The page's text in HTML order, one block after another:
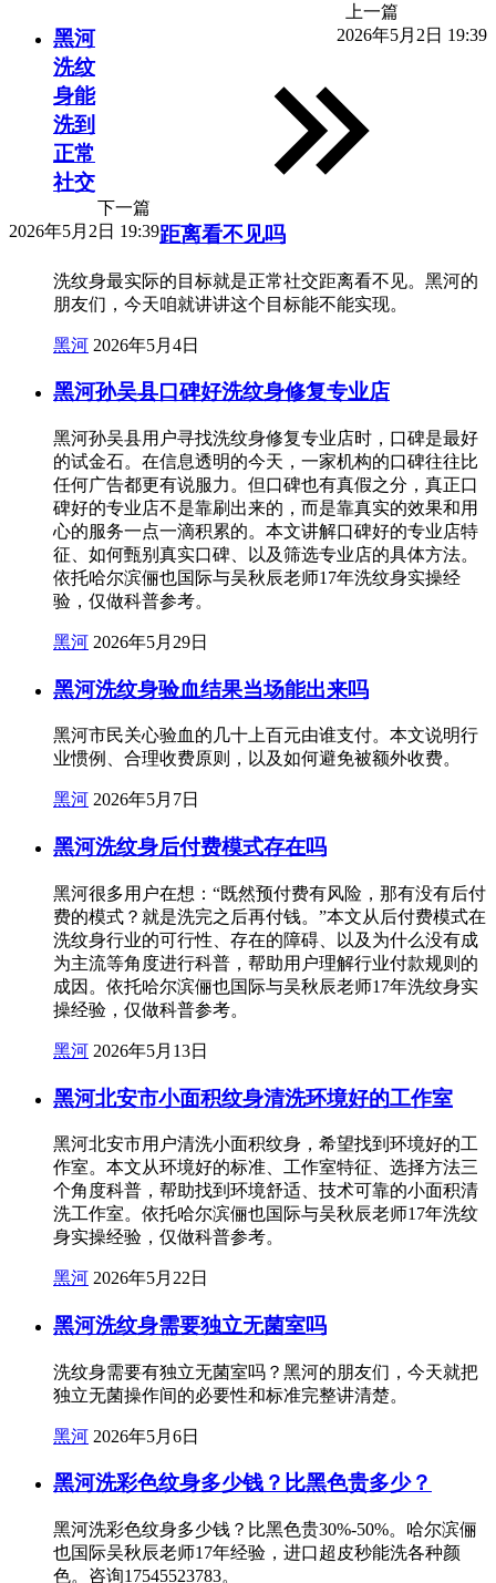
上一篇
2026年5月2日 19:39
下一篇
2026年5月2日 19:39
黑河
洗纹
身能
洗到
正常
社交
距离看不见吗
洗纹身最实际的目标就是正常社交距离看不见。黑河的
朋友们，今天咱就讲讲这个目标能不能实现。
黑河 2026年5月4日
黑河孙吴县口碑好洗纹身修复专业店
黑河孙吴县用户寻找洗纹身修复专业店时，口碑是最好
的试金石。在信息透明的今天，一家机构的口碑往往比
任何广告都更有说服力。但口碑也有真假之分，真正口
碑好的专业店不是靠刷出来的，而是靠真实的效果和用
心的服务一点一滴积累的。本文讲解口碑好的专业店特
征、如何甄别真实口碑、以及筛选专业店的具体方法。
依托哈尔滨俪也国际与吴秋辰老师17年洗纹身实操经
验，仅做科普参考。
黑河 2026年5月29日
黑河洗纹身验血结果当场能出来吗
黑河市民关心验血的几十上百元由谁支付。本文说明行
业惯例、合理收费原则，以及如何避免被额外收费。
黑河 2026年5月7日
黑河洗纹身后付费模式存在吗
黑河很多用户在想：“既然预付费有风险，那有没有后付
费的模式？就是洗完之后再付钱。”本文从后付费模式在
洗纹身行业的可行性、存在的障碍、以及为什么没有成
为主流等角度进行科普，帮助用户理解行业付款规则的
成因。依托哈尔滨俪也国际与吴秋辰老师17年洗纹身实
操经验，仅做科普参考。
黑河 2026年5月13日
黑河北安市小面积纹身清洗环境好的工作室
黑河北安市用户清洗小面积纹身，希望找到环境好的工
作室。本文从环境好的标准、工作室特征、选择方法三
个角度科普，帮助找到环境舒适、技术可靠的小面积清
洗工作室。依托哈尔滨俪也国际与吴秋辰老师17年洗纹
身实操经验，仅做科普参考。
黑河 2026年5月22日
黑河洗纹身需要独立无菌室吗
洗纹身需要有独立无菌室吗？黑河的朋友们，今天就把
独立无菌操作间的必要性和标准完整讲清楚。
黑河 2026年5月6日
黑河洗彩色纹身多少钱？比黑色贵多少？
黑河洗彩色纹身多少钱？比黑色贵30%-50%。哈尔滨俪
也国际吴秋辰老师17年经验，进口超皮秒能洗各种颜
色。咨询17545523783。